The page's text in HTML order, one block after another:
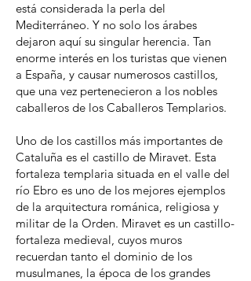
está considerada la perla del
Mediterráneo. Y no solo los árabes
dejaron aquí su singular herencia. Tan
enorme interés en los turistas que vienen
a España, y causar numerosos castillos,
que una vez pertenecieron a los nobles
caballeros de los Caballeros Templarios.
Uno de los castillos más importantes de
Cataluña es el castillo de Miravet. Esta
fortaleza templaria situada en el valle del
río Ebro es uno de los mejores ejemplos
de la arquitectura románica, religiosa y
militar de la Orden. Miravet es un castillo-
fortaleza medieval, cuyos muros
recuerdan tanto el dominio de los
musulmanes, la época de los grandes